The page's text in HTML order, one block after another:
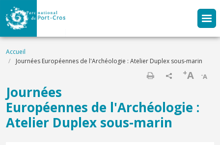
Aller au contenu principal
Fil d'Ariane
Accueil
Journées Européennes de l'Archéologie : Atelier Duplex sous-marin
-A
+A
Journées
Européennes de l'Archéologie :
Atelier Duplex sous-marin